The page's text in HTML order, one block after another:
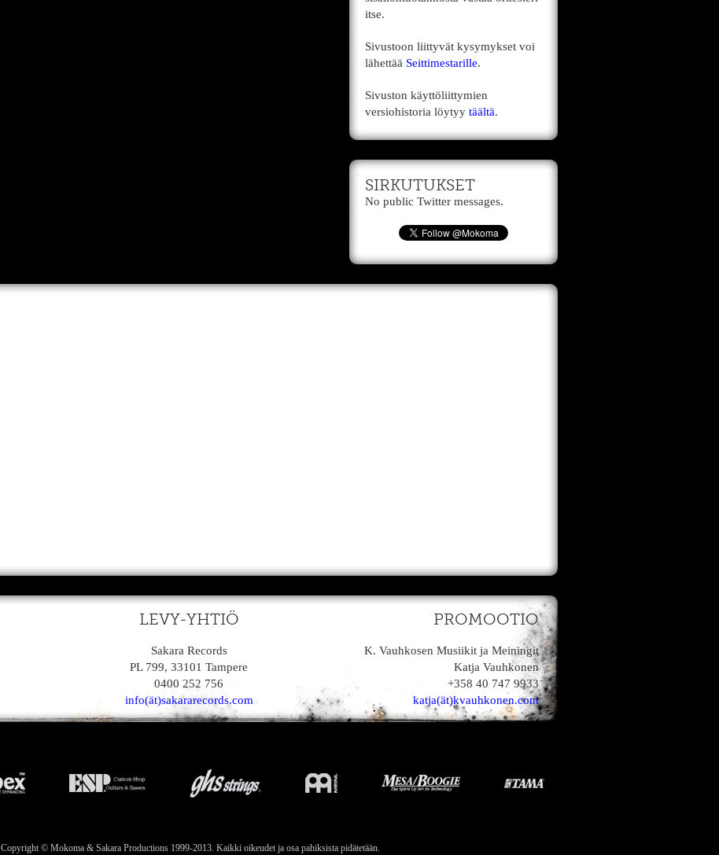
itse.
Sivustoon liittyvät kysymykset voi
lähettää Seittimestarille.
Sivuston käyttöliittymien
versiohistoria löytyy täältä.
SIRKUTUKSET
No public Twitter messages.
LEVY-YHTIÖ
Sakara Records
PL 799, 33101 Tampere
0400 252 756
info(ät)sakararecords.com
PROMOOTIO
K. Vauhkosen Musiikit ja Meiningit
Katja Vauhkonen
+358 40 747 9933
katja(ät)kvauhkonen.com
Copyright © Mokoma & Sakara Productions 1999-2013. Kaikki oikeudet ja osa pahiksista pidätetään.